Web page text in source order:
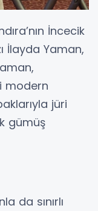
İncecik
İlayda Yaman,
modern
jüri
gümüş
da sınırlı